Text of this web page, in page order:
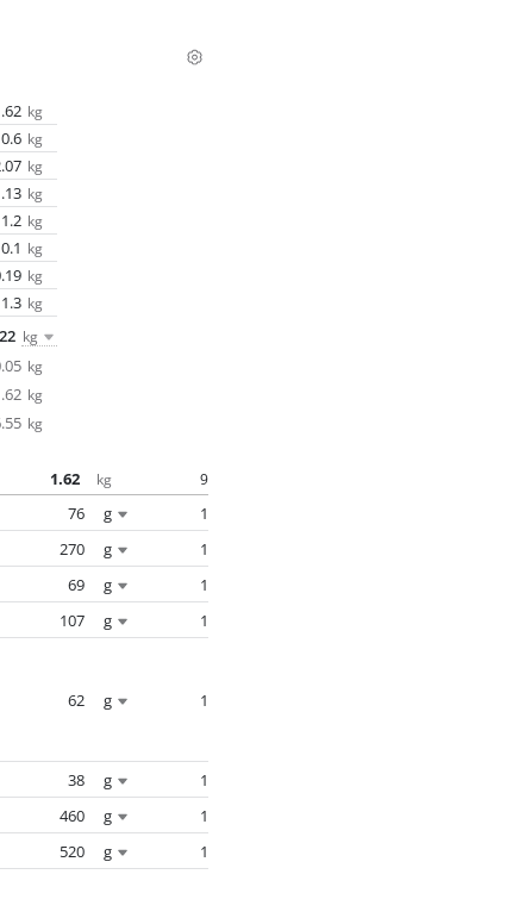
kg
0.6 kg
kg
kg
1.2 kg
0.1 kg
kg
1.3 kg
kg
kg
kg
kg
1.62 kg 9
76 g
1
270 g
1
69 g
1
107 g 1
62 g 1
38 g
1
460 g
1
520 g 1